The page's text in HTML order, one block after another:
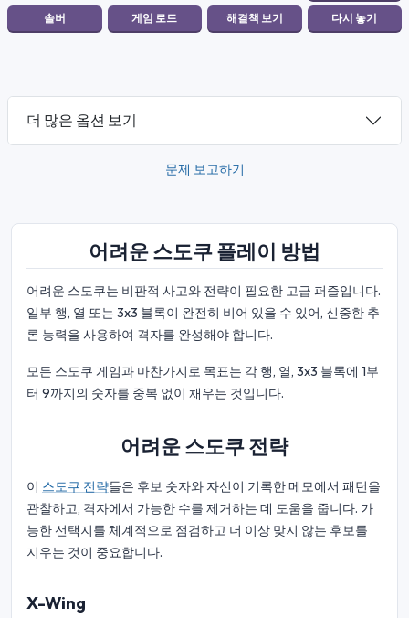
더 많은 옵션 보기
문제 보고하기
어려운 스도쿠 플레이 방법
어려운 스도쿠는 비판적 사고와 전략이 필요한 고급 퍼즐입니다.
일부 행, 열 또는 3x3 블록이 완전히 비어 있을 수 있어, 신중한 추
론 능력을 사용하여 격자를 완성해야 합니다.
모든 스도쿠 게임과 마찬가지로 목표는 각 행, 열, 3x3 블록에 1부
터 9까지의 숫자를 중복 없이 채우는 것입니다.
어려운 스도쿠 전략
이 스도쿠 전략들은 후보 숫자와 자신이 기록한 메모에서 패턴을
관찰하고, 격자에서 가능한 수를 제거하는 데 도움을 줍니다. 가
능한 선택지를 체계적으로 점검하고 더 이상 맞지 않는 후보를
지우는 것이 중요합니다.
X-Wing